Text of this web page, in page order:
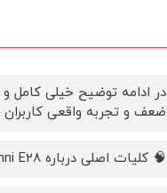
ضعف و تجربه واقعی
🧠 کلیات اصلی درباره Eufy Omni E28